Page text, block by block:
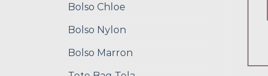
Bolso Chloe
Bolso Nylon
Bolso Marron